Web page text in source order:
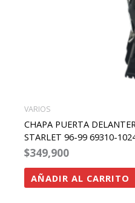
VARIOS
CHAPA PUERTA
STARLET 96-99 69310-
$349,900
AÑADIR AL CARRITO